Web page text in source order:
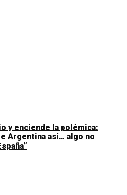
y enciende la polémica:
Argentina así… algo no